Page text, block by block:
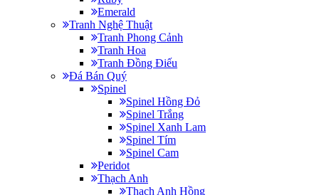
Emerald
Tranh Nghệ Thuật
Tranh Phong Cảnh
Tranh Hoa
Tranh Đồng Điếu
Đá Bán Quý
Spinel
Spinel Hồng Đỏ
Spinel Trắng
Spinel Xanh Lam
Spinel Tím
Spinel Cam
Peridot
Thạch Anh
Thạch Anh Hồng